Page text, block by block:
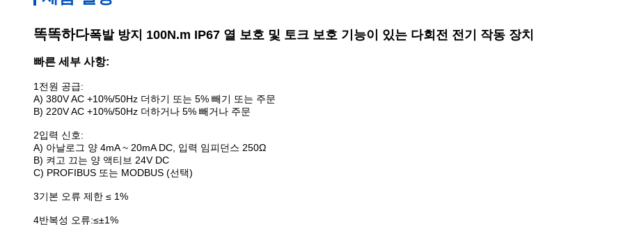
똑똑하다폭발 방지 100N.m IP67 열 보호 및 토크 보호 기능이 있는 다회전 전기 작동 장치
빠른 세부 사항:
1전원 공급:
A) 380V AC +10%/50Hz 더하기 또는 5% 빼기 또는 주문
B) 220V AC +10%/50Hz 더하거나 5% 빼거나 주문
2입력 신호:
A) 아날로그 양 4mA ~ 20mA DC, 입력 임피던스 250Ω
B) 켜고 끄는 양 액티브 24V DC
C) PROFIBUS 또는 MODBUS (선택)
3기본 오류 제한 ≤ 1%
4반복성 오류:≤±1%